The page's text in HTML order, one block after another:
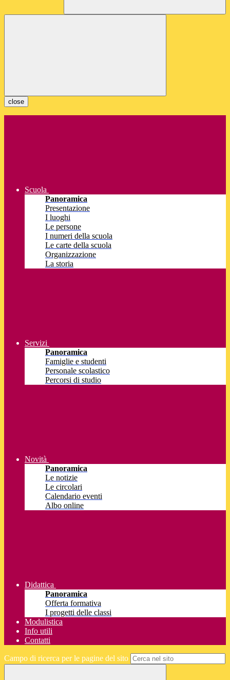
close
Scuola
Panoramica
Presentazione
I luoghi
Le persone
I numeri della scuola
Le carte della scuola
Organizzazione
La storia
Servizi
Panoramica
Famiglie e studenti
Personale scolastico
Percorsi di studio
Novità
Panoramica
Le notizie
Le circolari
Calendario eventi
Albo online
Didattica
Panoramica
Offerta formativa
I progetti delle classi
Modulistica
Info utili
Contatti
Campo di ricerca per le pagine del sito